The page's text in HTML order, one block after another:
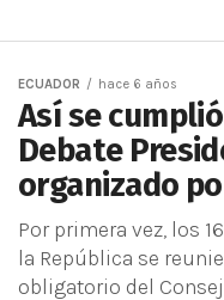
ECUADOR hace 6 años
Así se
Debate
organizado
Por primera vez, los
la República se
obligatorio del